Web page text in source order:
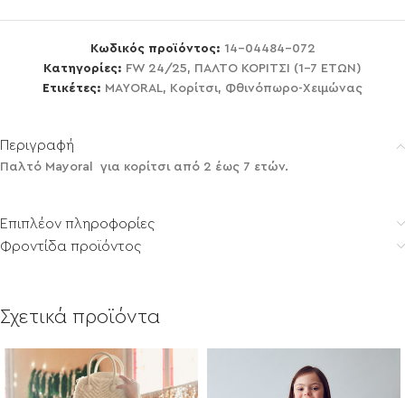
Κωδικός προϊόντος: 14-04484-072
Κατηγορίες: FW 24/25, ΠΑΛΤΟ ΚΟΡΙΤΣΙ (1-7 ΕΤΩΝ)
Ετικέτες: MAYORAL, Κορίτσι, Φθινόπωρο-Χειμώνας
Περιγραφή
Παλτό Mayoral για κορίτσι από 2 έως 7 ετών.
Επιπλέον πληροφορίες
Φροντίδα προϊόντος
Σχετικά προϊόντα